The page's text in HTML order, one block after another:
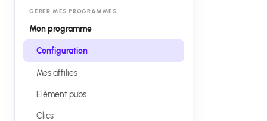
GÉRER MES PROGRAMMES
Mon programme
Configuration
Mes affiliés
Elément pubs
Clics